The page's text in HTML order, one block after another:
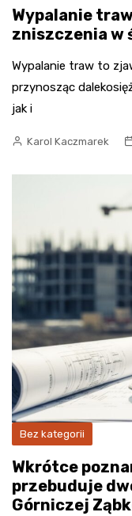
Wypalanie
zniszczenia w
Wypalanie traw to
przynosząc
jak i
Karol Kaczmarek
Bez kategorii
Wkrótce
przebuduje
Górniczej